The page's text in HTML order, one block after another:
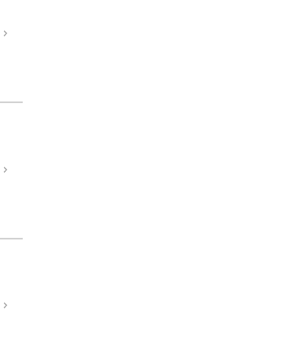
De Technologie van Studeren